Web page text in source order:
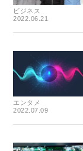
ビジネス
2022.06.21
エンタメ
2022.07.09